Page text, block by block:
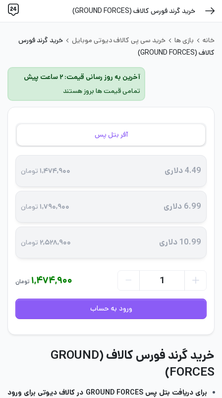
خرید گرند فورس کالاف (GROUND FORCES)
خانه بازی ها خرید سی پی کالاف دیوتی موبایل
خرید گرند فورس
کالاف (GROUND FORCES)
خرید گرند فورس کالاف (GROUND
FORCES)
برای دریافت بتل پس GROUND FORCES در کالاف دیوتی برای ورود
آخرین به روز رسانی قیمت: ۲ ساعت پیش
تمامی قیمت ها بروز هستند
آفر بتل پس
4.49 دلاری ۱,۴۷۴,۹۰۰ تومان
6.99 دلاری ۱,۷۹۰,۹۰۰ تومان
10.99 دلاری ۲,۵۲۸,۹۰۰ تومان
۱,۴۷۴,۹۰۰ تومان
ورود به حساب